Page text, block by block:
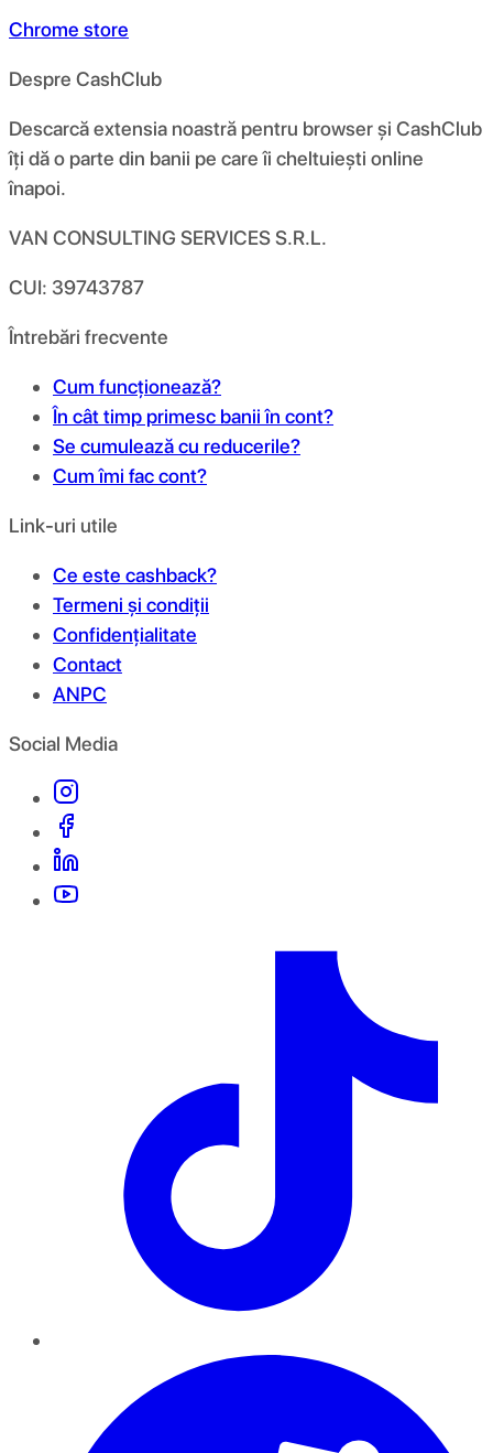
Chrome store
Despre CashClub
Descarcă extensia noastră pentru browser și CashClub
îți dă o parte din banii pe care îi cheltuiești online
înapoi.
VAN CONSULTING SERVICES S.R.L.
CUI: 39743787
Întrebări frecvente
Cum funcționează?
În cât timp primesc banii în cont?
Se cumulează cu reducerile?
Cum îmi fac cont?
Link-uri utile
Ce este cashback?
Termeni și condiții
Confidențialitate
Contact
ANPC
Social Media